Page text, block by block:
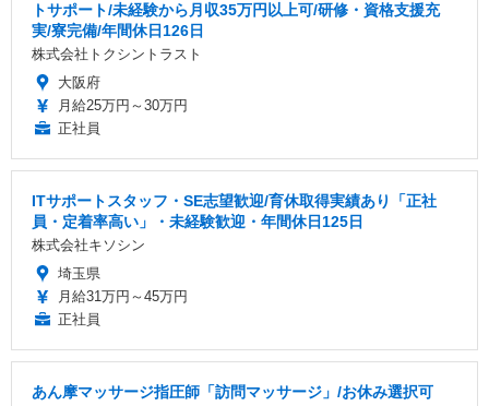
トサポート/未経験から月収35万円以上可/研修・資格支援充
実/寮完備/年間休日126日
株式会社トクシントラスト
大阪府
月給25万円～30万円
正社員
ITサポートスタッフ・SE志望歓迎/育休取得実績あり「正社
員・定着率高い」・未経験歓迎・年間休日125日
株式会社キソシン
埼玉県
月給31万円～45万円
正社員
あん摩マッサージ指圧師「訪問マッサージ」/お休み選択可